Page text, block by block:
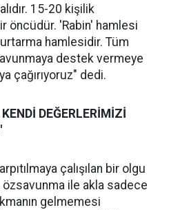
15-20 kişilik
öncüdür. 'Rabin' hamlesi
hamlesidir. Tüm
destek vermeye
çağırıyoruz" dedi.
DEĞERLERİMİZİ
çalışılan bir olgu
ile akla sadece
gelmemesi